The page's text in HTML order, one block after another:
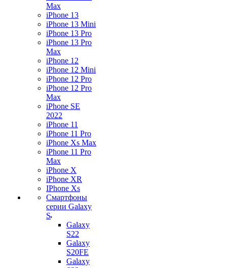
Max
iPhone 13
iPhone 13 Mini
iPhone 13 Pro
iPhone 13 Pro
Max
iPhone 12
iPhone 12 Mini
iPhone 12 Pro
iPhone 12 Pro
Max
iPhone SE
2022
iPhone 11
iPhone 11 Pro
iPhone Xs Max
iPhone 11 Pro
Max
iPhone X
iPhone XR
IPhone Xs
Смартфоны
серии Galaxy
S
Galaxy
S22
Galaxy
S20FE
Galaxy